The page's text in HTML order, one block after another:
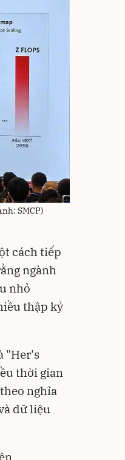
SMCP)
cách tiếp
ngành
nhỏ
thập kỷ
"Her's
thời gian
nghĩa
dữ liệu